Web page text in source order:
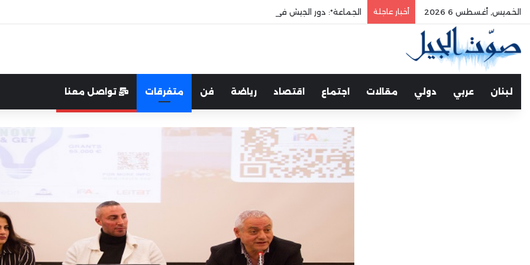
الخميس, أغسطس 6 2026 أخبار عاجلة الجماعة*: دور الجيش في حماية الوطن والدفاع عنه هو الأساس
لبنان عربي دولي مقالات اجتماع اقتصاد رياضة فن متفرقات تواصل معنا